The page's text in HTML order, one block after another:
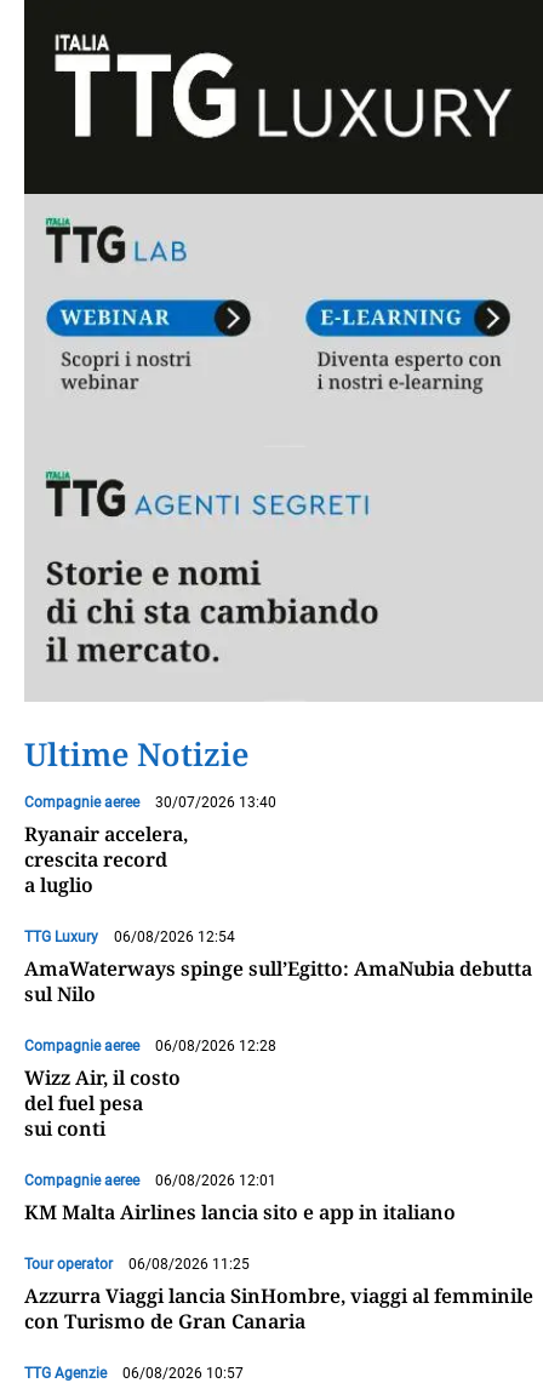
Ultime Notizie
Compagnie aeree 30/07/2026 13:40
Ryanair accelera,
crescita record
a luglio
TTG Luxury 06/08/2026 12:54
AmaWaterways spinge sull’Egitto: AmaNubia debutta
sul Nilo
Compagnie aeree 06/08/2026 12:28
Wizz Air, il costo
del fuel pesa
sui conti
Compagnie aeree 06/08/2026 12:01
KM Malta Airlines lancia sito e app in italiano
Tour operator 06/08/2026 11:25
Azzurra Viaggi lancia SinHombre, viaggi al femminile
con Turismo de Gran Canaria
TTG Agenzie 06/08/2026 10:57